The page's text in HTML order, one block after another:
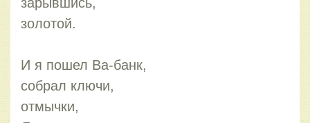
золотой.
И я пошел Ва-банк,
собрал ключи,
отмычки,